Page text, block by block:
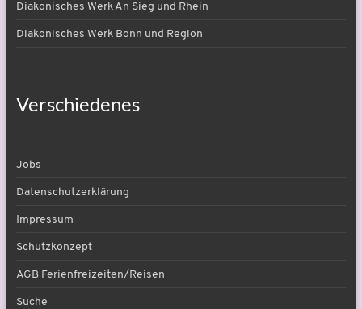
Diakonisches Werk An Sieg und Rhein
Diakonisches Werk Bonn und Region
Verschiedenes
Jobs
Datenschutzerklärung
Impressum
Schutzkonzept
AGB Ferienfreizeiten/Reisen
Suche